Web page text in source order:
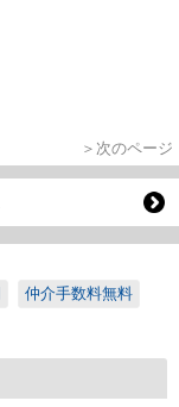
＞次のページ
仲介手数料無料